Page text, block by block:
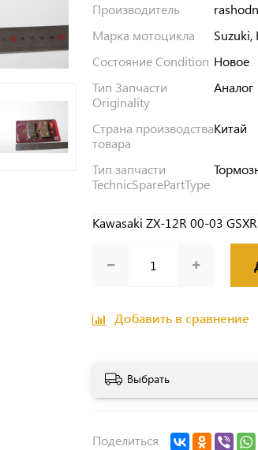
Производитель
Марка мотоцикла
Suzuki,
Состояние Condition Новое
Тип Запчасти
Originality
Аналог
Страна производства
товара
Китай
Тип запчасти
TechnicSparePartType
Kawasaki ZX-12R 00-03
Добавить в сравнение
Выбрать
Поделиться